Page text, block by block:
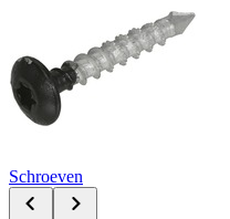
Schroeven